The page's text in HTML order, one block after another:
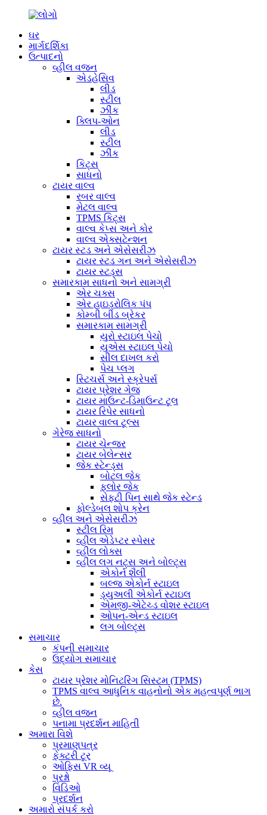
ઘર
માર્ગદર્શિકા
ઉત્પાદનો
વ્હીલ વજન
એડહેસિવ
લીડ
સ્ટીલ
ઝીંક
ક્લિપ-ઓન
લીડ
સ્ટીલ
ઝીંક
કિટ્સ
સાધનો
ટાયર વાલ્વ
રબર વાલ્વ
મેટલ વાલ્વ
TPMS કિટ્સ
વાલ્વ કેપ્સ અને કોર
વાલ્વ એક્સટેન્શન
ટાયર સ્ટડ અને એસેસરીઝ
ટાયર સ્ટડ ગન અને એસેસરીઝ
ટાયર સ્ટડ્સ
સમારકામ સાધનો અને સામગ્રી
એર ચક્સ
એર હાઇડ્રોલિક પંપ
કોમ્બી બીડ બ્રેકર
સમારકામ સામગ્રી
યુરો સ્ટાઇલ પેચો
યુએસ સ્ટાઇલ પેચો
સીલ દાખલ કરો
પેચ પ્લગ
સ્ટિચર્સ અને સ્ક્રેપર્સ
ટાયર પ્રેશર ગેજ
ટાયર માઉન્ટ-ડિમાઉન્ટ ટૂલ
ટાયર રિપેર સાધનો
ટાયર વાલ્વ ટૂલ્સ
ગેરેજ સાધનો
ટાયર ચેન્જર
ટાયર બેલેન્સર
જેક સ્ટેન્ડ્સ
બોટલ જેક
ફ્લોર જેક
સેફ્ટી પિન સાથે જેક સ્ટેન્ડ
ફોલ્ડેબલ શોપ ક્રેન
વ્હીલ અને એસેસરીઝ
સ્ટીલ રિમ
વ્હીલ એડેપ્ટર સ્પેસર
વ્હીલ લોક્સ
વ્હીલ લગ નટ્સ અને બોલ્ટ્સ
એકોર્ન શૈલી
બલ્જ એકોર્ન સ્ટાઇલ
ડ્યુઅલી એકોર્ન સ્ટાઇલ
એમજી-એટેચ્ડ વોશર સ્ટાઇલ
ઓપન-એન્ડ સ્ટાઇલ
લગ બોલ્ટ્સ
સમાચાર
કંપની સમાચાર
ઉદ્યોગ સમાચાર
કેસ
ટાયર પ્રેશર મોનિટરિંગ સિસ્ટમ (TPMS)
TPMS વાલ્વ આધુનિક વાહનોનો એક મહત્વપૂર્ણ ભાગ
છે.
વ્હીલ વજન
પનામા પ્રદર્શન માહિતી
અમારા વિશે
પ્રમાણપત્ર
ફેક્ટરી ટૂર
ઓફિસ VR વ્યૂ
પ્રશ્નો
વિડિઓ
પ્રદર્શન
અમારો સંપર્ક કરો